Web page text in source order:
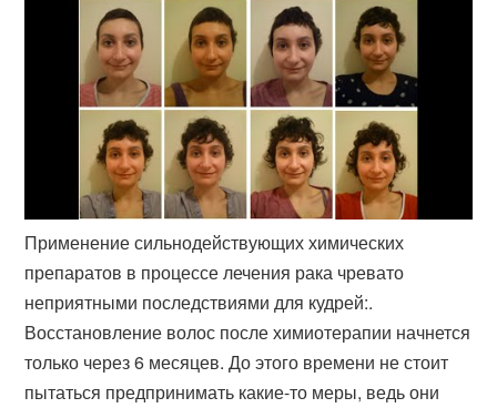
Применение сильнодействующих химических
препаратов в процессе лечения рака чревато
неприятными последствиями для кудрей:.
Восстановление волос после химиотерапии начнется
только через 6 месяцев. До этого времени не стоит
пытаться предпринимать какие-то меры, ведь они